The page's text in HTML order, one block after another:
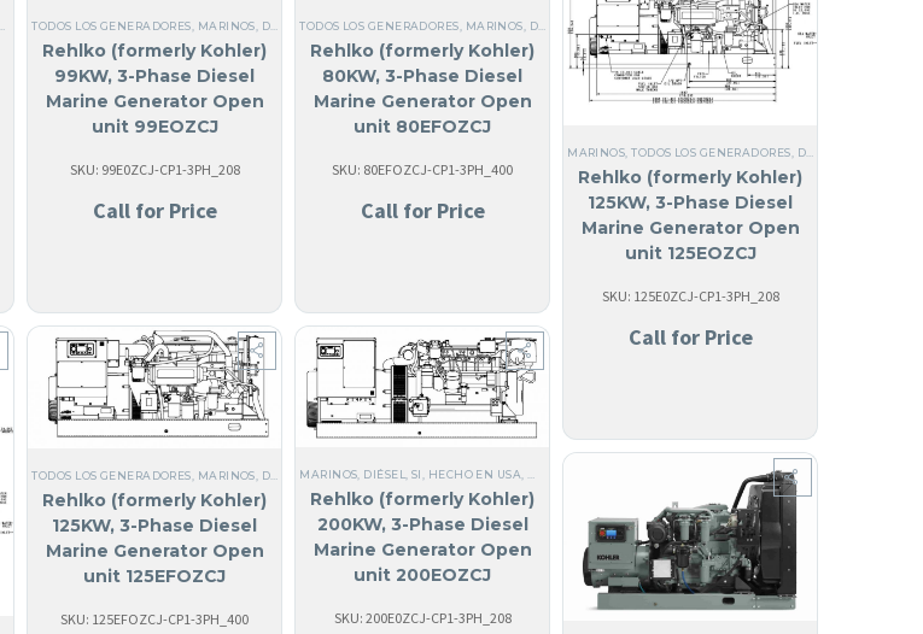
,MARINOS, DIÉSEL,SI, HECHO EN USA ANGUILA,COMERCIALES,TRIFÁSICO, GENERADORES MARINOS, ACERO,ANTIGUA Y BARBUDA
TODOS LOS GENERADORES MARINOS DIÉSEL ,SI, HECHO EN USA,MARINOS,GENERADORES MARINOS ACERO,TRIFÁSICOS 120/208V
Rehlko (formerly Kohler)
99KW, 3-Phase Diesel
Marine Generator Open
unit 99EOZCJ
SKU: 99E0ZCJ-CP1-3PH_208
Call for Price
TODOS LOS GENERADORES MARINOS DIÉSEL , SI, HECHO EN USA,MARINOS,50 HZ
Rehlko (formerly Kohler)
80KW, 3-Phase Diesel
Marine Generator Open
unit 80EFOZCJ
SKU: 80EFOZCJ-CP1-3PH_400
Call for Price
MARINOS ,TODOS LOS GENERADORES DIÉSEL
Rehlko (formerly Kohler)
125KW, 3-Phase Diesel
Marine Generator Open
unit 125EOZCJ
SKU: 125E0ZCJ-CP1-3PH_208
Call for Price
TODOS LOS GENERADORES MARINOS DIÉSEL , SI, HECHO EN USA , MARINOS ,50 HZ ,GENERADORES MARINOS ANGUILA,
Rehlko (formerly Kohler)
125KW, 3-Phase Diesel
Marine Generator Open
unit 125EFOZCJ
SKU: 125EFOZCJ-CP1-3PH_400
MARINOS DIÉSEL SI, HECHO EN USA ,GENERADORES MARINOS
Rehlko (formerly Kohler)
200KW, 3-Phase Diesel
Marine Generator Open
unit 200EOZCJ
SKU: 200E0ZCJ-CP1-3PH_208